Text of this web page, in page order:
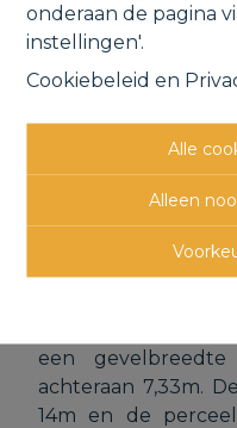
onderaan de pagina
instellingen'.
Cookiebeleid en
Alle
Alleen
563 m²
Deze gunstig
halfopen
gelegen nabij
vervoer en
bouwvoorschriften
een
achteraan 7,33m.
14m en de